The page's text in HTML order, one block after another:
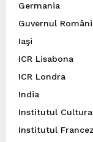
Germania
Guvernul
Iaşi
ICR Lisabona
ICR Londra
India
Institutul
Institutul Francez